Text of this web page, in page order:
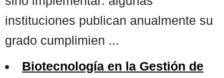
instituciones publican anualmente su
grado cumplimien ...
Biotecnología en la Gestión de